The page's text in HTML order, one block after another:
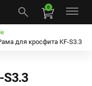
0
для кросфита KF-S3.3